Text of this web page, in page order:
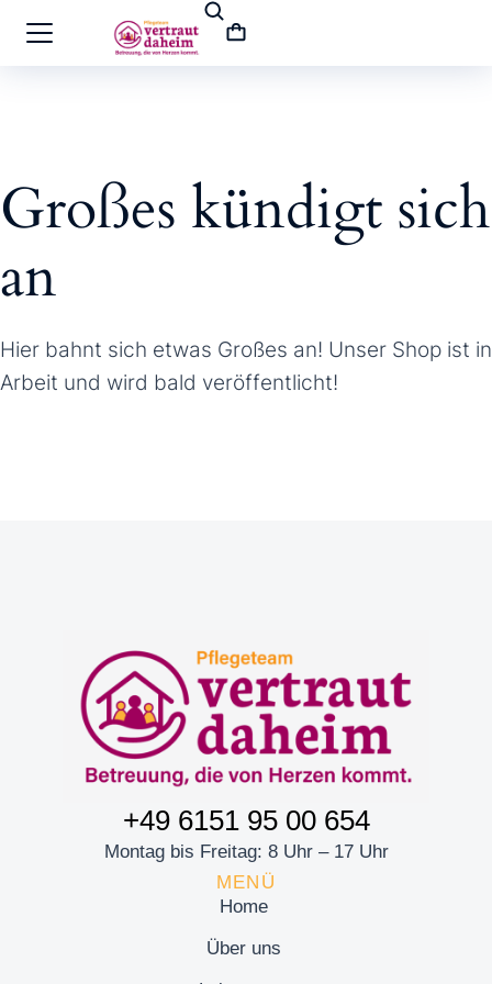
Großes kündigt sich
an
Hier bahnt sich etwas Großes an! Unser Shop ist in
Arbeit und wird bald veröffentlicht!
+49 6151 95 00 654
Montag bis Freitag: 8 Uhr – 17 Uhr
MENÜ
Home
Über uns